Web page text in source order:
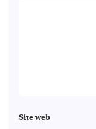
Site web